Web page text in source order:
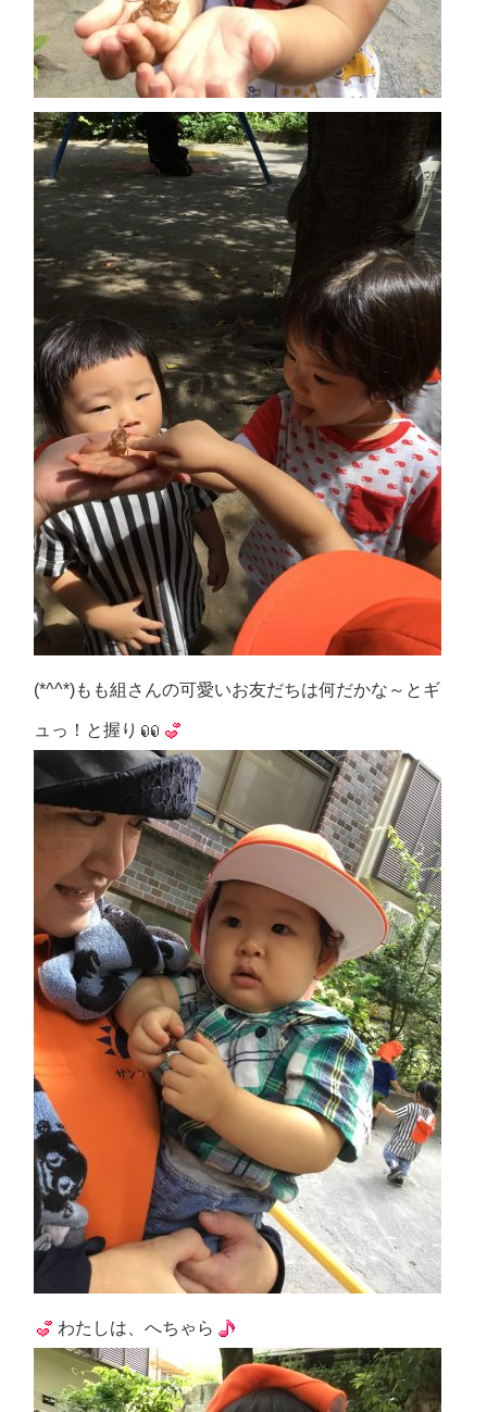
(*^^*)もも組さんの可愛いお友だちは何だかな～とギ
ュっ！と握り
わたしは、へちゃら